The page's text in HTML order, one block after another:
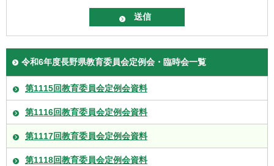
令和6年度長野県教育委員会定例会・臨時会一覧
第1115回教育委員会定例会資料
第1116回教育委員会定例会資料
第1117回教育委員会定例会資料
第1118回教育委員会定例会資料